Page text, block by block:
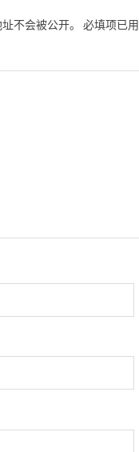
不会被公开。 必填项已用